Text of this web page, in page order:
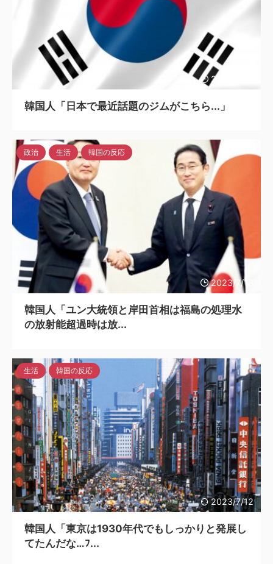
2023/7/13
韓国人「日本で最近話題のジムがこちら...」
2023/7/13
政治 生活 韓国の反応
韓国人「ユン大統領と岸田首相は福島の処理水
の放射能超過時は放...
2023/7/12
生活 韓国の反応
韓国人「東京は1930年代でもしっかりと発展し
てたんだな…ﾌ...